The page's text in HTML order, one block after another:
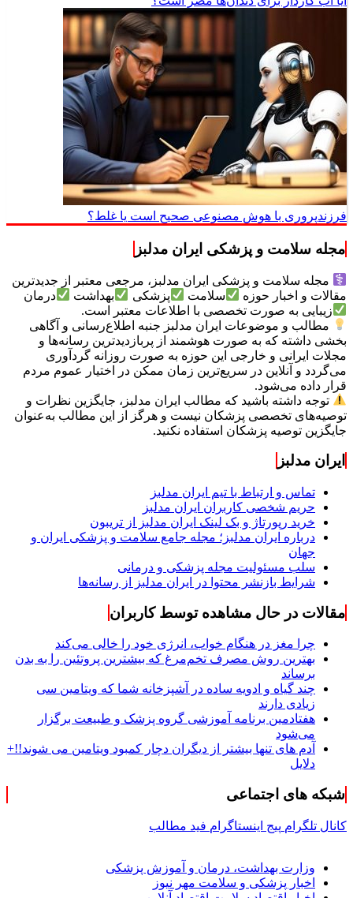
آیا آب گازدار برای دندان‌ها مضر است؟
مجله سلامت و پزشکی ایران مدلبز
مجله سلامت و پزشکی ایران مدلبز، مرجعی معتبر از جدیدترین
مقالات و اخبار حوزه
سلامت پزشکی بهداشت
زیبایی به صورت تخصصی با اطلاعات معتبر است.
مطالب و موضوعات ایران مدلبز جنبه اطلاع‌رسانی و آگاهی
بخشی داشته که به صورت هوشمند از پربازدیدترین رسانه‌ها و
مجلات ایرانی و خارجی این حوزه به صورت روزانه گردآوری
می‌گردد و آنلاین در سریع‌ترین زمان ممکن در اختیار عموم مردم
قرار داده می‌شود.
توجه داشته باشید که مطالب ایران مدلبز، جایگزین نظرات و
توصیه‌های تخصصی پزشکان نیست و هرگز از این مطالب به‌عنوان
تماس و ارتباط با تیم ایران مدلبز
حریم شخصی کاربران ایران مدلبز
خرید رپورتاژ و بک لینک ایران مدلبز از تریبون
درباره ایران مدلبز؛ مجله جامع سلامت و پزشکی ایران و
جهان
سلب مسئولیت مجله پزشکی و درمانی
مقالات در حال مشاهده توسط کاربران
چرا مغز در هنگام خواب، انرژی خود را خالی می‌کند
بهترین روش مصرف تخم‌مرغ که بیشترین پروتئین را به بدن
برساند
چند گیاه و ادویه ساده در آشپزخانه شما که ویتامین سی
زیادی دارند
هفتادمین برنامه آموزشی گروه پزشک و طبیعت برگزار
می‌شود
آدم های تنها بیشتر از دیگران دچار کمبود ویتامین می شوند!!+
وزارت بهداشت، درمان و آموزش پزشکی